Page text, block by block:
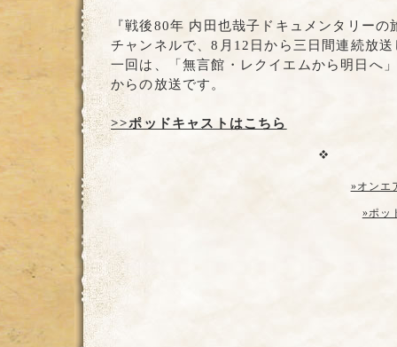
『戦後80年 内田也哉子ドキュメンタリー
チャンネルで、8月12日から三日間連続放
一回は、「無言館・レクイエムから明日へ
からの放送です。
>>ポッドキャストはこちら
»オンエ
»ポッ